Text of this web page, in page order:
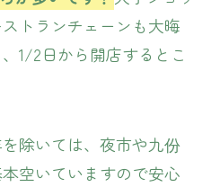
トランチェーンも大晦
1/2日から開店するとこ
除いては、夜市や九份
空いていますので安心